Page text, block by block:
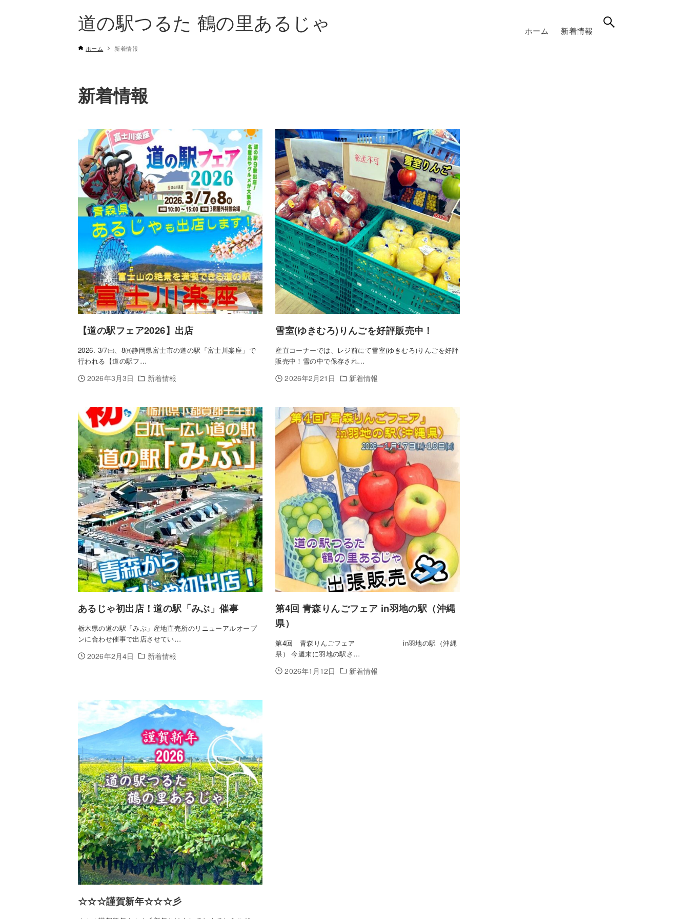
道の駅つるた 鶴の里あるじゃ ホーム 新着情報
ホーム 新着情報
新着情報
【道の駅フェア2026】出店
2026. 3/7㈯、8㈰静岡県富士市の道の駅「富士川楽座」で
行われる【道の駅フ…
2026年3月3日 新着情報
雪室(ゆきむろ)りんごを好評販売中！
産直コーナーでは、レジ前にて雪室(ゆきむろ)りんごを好評
販売中！雪の中で保存され…
2026年2月21日 新着情報
あるじゃ初出店！道の駅「みぶ」催事
栃木県の道の駅「みぶ」産地直売所のリニューアルオープ
ンに合わせ催事で出店させてい…
2026年2月4日 新着情報
第4回 青森りんごフェア in羽地の駅（沖縄
県）
第4回 青森りんごフェア in羽地の駅（沖縄
県） 今週末に羽地の駅さ…
2026年1月12日 新着情報
☆☆☆謹賀新年☆☆☆彡